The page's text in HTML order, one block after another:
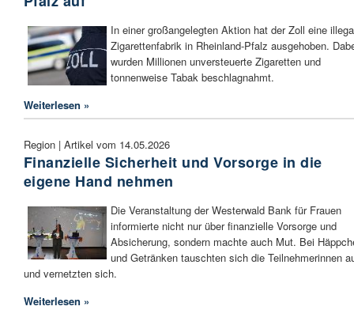
In einer großangelegten Aktion hat der Zoll eine
Zigarettenfabrik in Rheinland-Pfalz ausgehoben.
wurden Millionen unversteuerte Zigaretten und
tonnenweise Tabak beschlagnahmt.
Weiterlesen »
Region | Artikel vom 14.05.2026
Finanzielle Sicherheit und Vorsorge in die
eigene Hand nehmen
Die Veranstaltung der Westerwald Bank für Frauen
informierte nicht nur über finanzielle Vorsorge und
Absicherung, sondern machte auch Mut. Bei
und Getränken tauschten sich die Teilnehmerinnen
und vernetzten sich.
Weiterlesen »